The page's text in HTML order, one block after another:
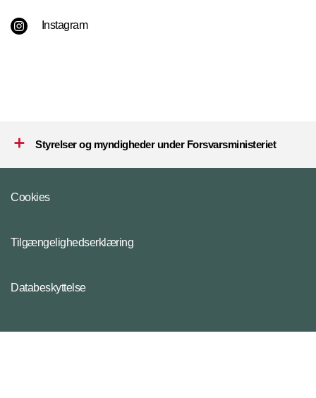
Instagram
Styrelser og myndigheder under Forsvarsministeriet
Cookies
Tilgængelighedserklæring
Databeskyttelse